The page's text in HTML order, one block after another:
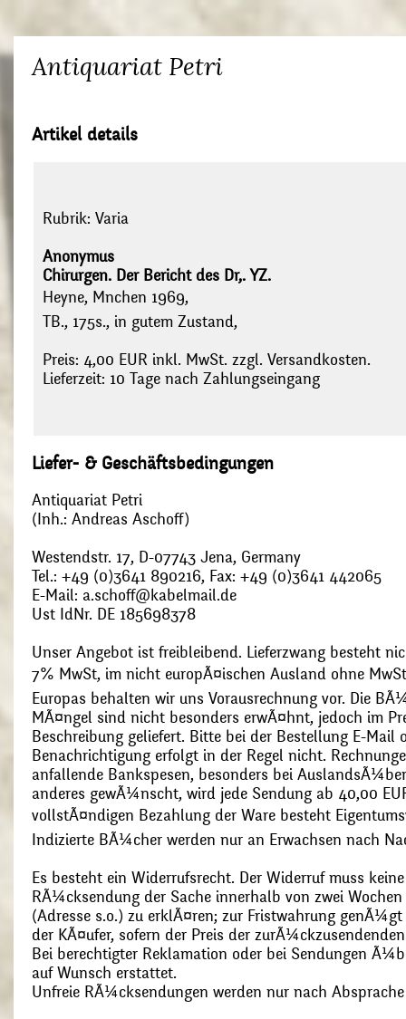
Antiquariat Petri
Artikel details
Rubrik: Varia
Anonymus
Chirurgen. Der Bericht des Dr,. YZ.
Heyne, Mnchen 1969,
TB., 175s., in gutem Zustand,
Preis: 4,00 EUR inkl. MwSt. zzgl. Versandkosten.
Lieferzeit: 10 Tage nach Zahlungseingang
Liefer- & Geschäftsbedingungen
Antiquariat Petri
(Inh.: Andreas Aschoff)
Westendstr. 17, D-07743 Jena, Germany
Tel.: +49 (0)3641 890216, Fax: +49 (0)3641 442065
E-Mail: a.schoff@kabelmail.de
Ust IdNr. DE 185698378
Unser Angebot ist freibleibend. Lieferzwang besteht
7% MwSt, im nicht europÃ¤ischen Ausland ohne
Europas behalten wir uns Vorausrechnung vor. Die
MÃ¤ngel sind nicht besonders erwÃ¤hnt, jedoch im
Beschreibung geliefert. Bitte bei der Bestellung E-Mail
Benachrichtigung erfolgt in der Regel nicht.
anfallende Bankspesen, besonders bei
anderes gewÃ¼nscht, wird jede Sendung ab 40,00
vollstÃ¤ndigen Bezahlung der Ware besteht
Indizierte BÃ¼cher werden nur an Erwachsen nach
Es besteht ein Widerrufsrecht. Der Widerruf muss
RÃ¼cksendung der Sache innerhalb von zwei
(Adresse s.o.) zu erklÃ¤ren; zur Fristwahrung
der KÃ¤ufer, sofern der Preis der
Bei berechtigter Reklamation oder bei Sendungen
auf Wunsch erstattet.
Unfreie RÃ¼cksendungen werden nur nach